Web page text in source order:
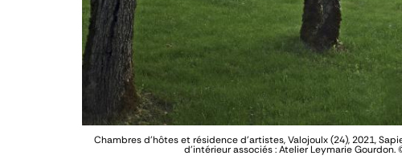
Chambres d’hôtes et résidence d’artistes, Valojoulx (24), 2021,
d’intérieur associés : Atelier Leymarie Gourdon.